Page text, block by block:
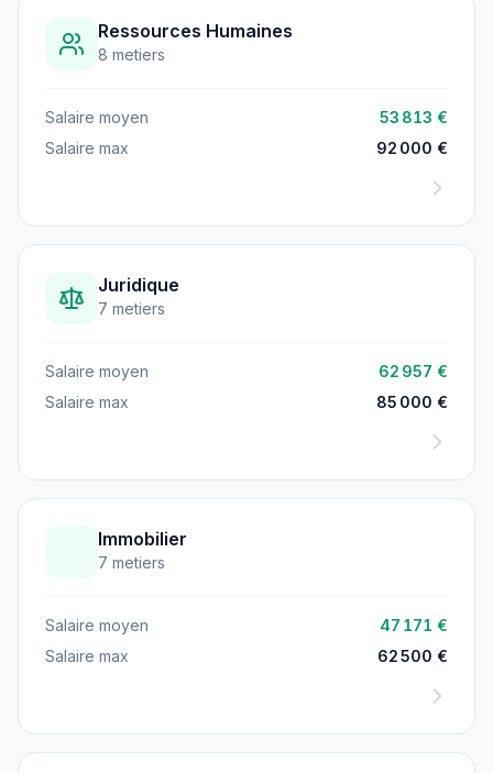
Ressources Humaines
8 metiers
Salaire moyen
53 813 €
Salaire max
92 000 €
Juridique
7 metiers
Salaire moyen
62 957 €
Salaire max
85 000 €
Immobilier
7 metiers
Salaire moyen
47 171 €
Salaire max
62 500 €